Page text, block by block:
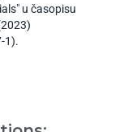
u časopisu
1).